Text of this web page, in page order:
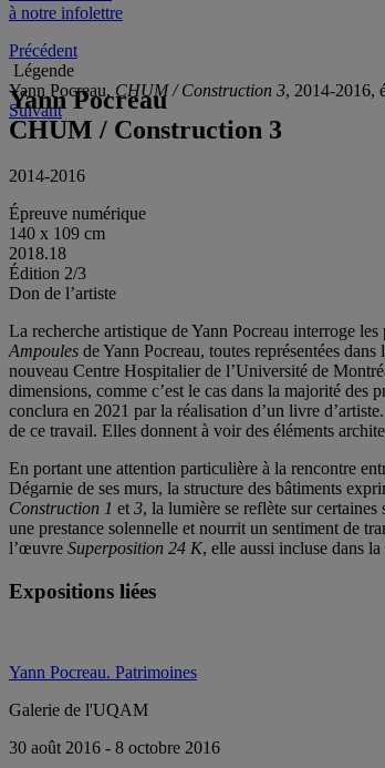
à notre infolettre
Précédent
Légende
Yann Pocreau, CHUM / Construction 3, 2014-2016,
Suivant
Yann Pocreau
CHUM / Construction 3
2014-2016
Épreuve numérique
140 x 109 cm
2018.18
Édition 2/3
Don de l’artiste
La recherche artistique de Yann Pocreau interroge
Ampoules de Yann Pocreau, toutes représentées
nouveau Centre Hospitalier de l’Université de
dimensions, comme c’est le cas dans la majorité des
conclura en 2021 par la réalisation d’un livre
de ce travail. Elles donnent à voir des éléments
En portant une attention particulière à la rencontre
Dégarnie de ses murs, la structure des bâtiments
Construction 1 et3, la lumière se reflète sur
une prestance solennelle et nourrit un sentiment de
l’œuvre Superposition 24 K, elle aussi incluse dans
Expositions liées
Yann Pocreau. Patrimoines
Galerie de l'UQAM
30 août 2016 - 8 octobre 2016